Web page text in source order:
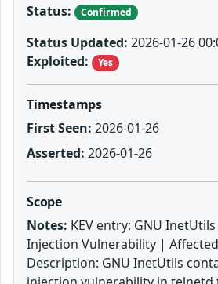
Status:
Confirmed
Status Updated: 2026-01-26
Exploited:
Yes
Timestamps
First Seen: 2026-01-26
Asserted: 2026-01-26
Scope
Notes: KEV entry: GNU
Injection Vulnerability |
Description: GNU InetUtils